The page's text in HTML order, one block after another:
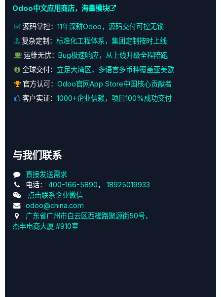
Odoo中文应用商店，海量模块
源码掌控： 11年深耕Odoo，源码交付可控无锁
复杂定制： 标准化工程体系，集团定制按时上线
运维无忧： Bug极速响应，从上线升级全程陪跑
全球交付： 立足大湾区，多语言多币种覆盖亚美欧
官方认可： Odoo官网App Store中国核心贡献者
客户实证： 1000+企业信赖，项目100%成功交付
与我们联系
直接发送需求
电话： 400-166-5890， 18925019933
点击联系企业微信
odoo@china.com
广东省广州市白云区西槎路聚源街50号，
杰丰电商大厦 #910室